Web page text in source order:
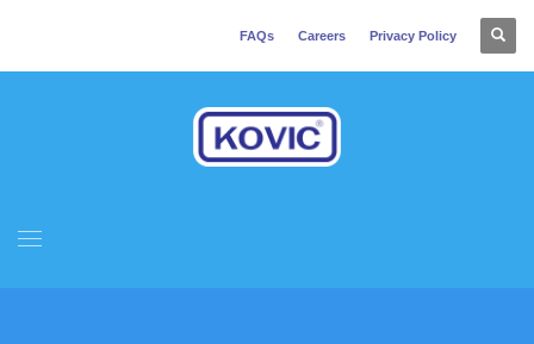
FAQs Careers Privacy Policy